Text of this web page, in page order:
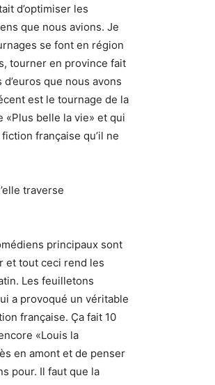
d’optimiser les
que nous avions. Je
se font en région
tourner en province fait
que nous avons
est le tournage de la
«Plus belle la vie» et qui
française qu’il ne
traverse
principaux sont
et tout ceci rend les
Les feuilletons
a provoqué un véritable
française. Ça fait 10
«Louis la
en amont et de penser
pour. Il faut que la